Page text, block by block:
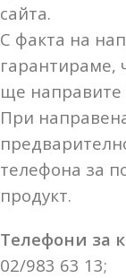
сайта.
С факта на
ще направите
При
телефона за
продукт.
Телефони за
02/983 63 13;